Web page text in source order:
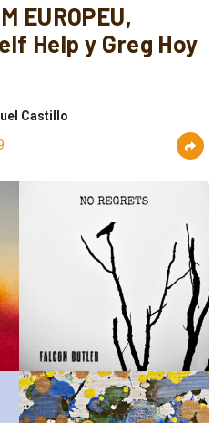
EUROPEU,
Help y Greg Hoy
Castillo